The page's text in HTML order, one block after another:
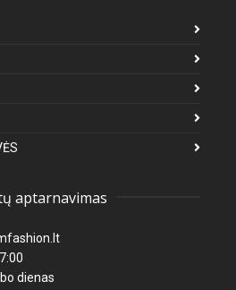
aptarnavimas
dienas